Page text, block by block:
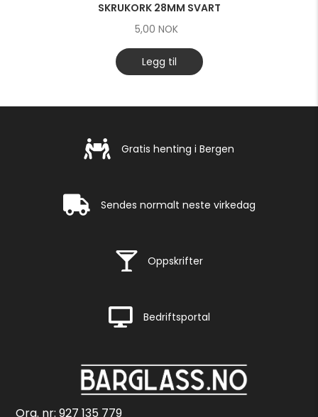
SKRUKORK 28MM SVART
5,00 NOK
Legg til
Gratis henting i Bergen
Gratis henting i Bergen
Rask levering
Sendes normalt neste virkedag
Rask levering
Oppskrifter
Rask levering
Bedriftsportal
Org. nr: 927 135 779